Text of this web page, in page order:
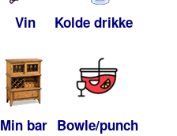
Vin Kolde drikke
Min bar Bowle/punch